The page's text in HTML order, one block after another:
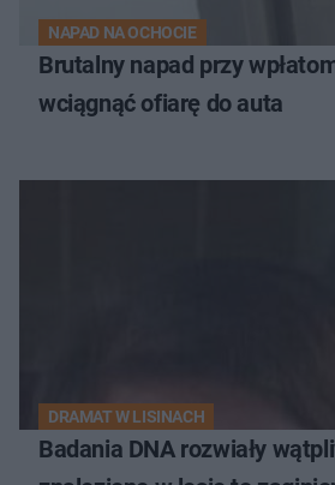
NAPAD NA OCHOCIE
Brutalny napad przy
wciągnąć ofiarę do auta
DRAMAT W LISINACH
Badania DNA rozwiały